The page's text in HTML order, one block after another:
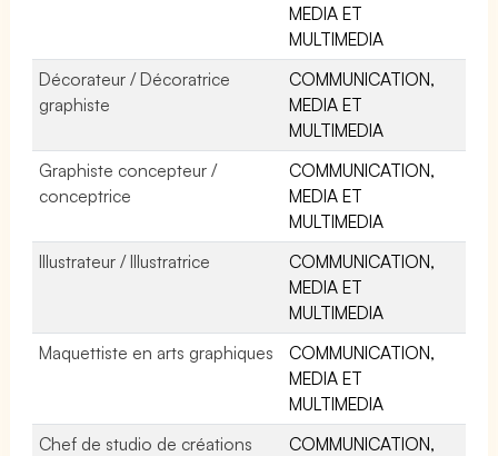
MEDIA ET
MULTIMEDIA
Décorateur / Décoratrice
graphiste
COMMUNICATION,
MEDIA ET
MULTIMEDIA
Graphiste concepteur /
conceptrice
COMMUNICATION,
MEDIA ET
MULTIMEDIA
Illustrateur / Illustratrice
COMMUNICATION,
MEDIA ET
MULTIMEDIA
Maquettiste en arts graphiques
COMMUNICATION,
MEDIA ET
MULTIMEDIA
Chef de studio de créations
COMMUNICATION,